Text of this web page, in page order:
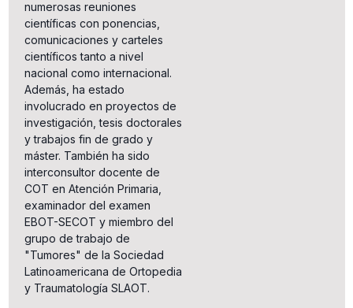
numerosas reuniones
científicas con ponencias,
comunicaciones y carteles
científicos tanto a nivel
nacional como internacional.
Además, ha estado
involucrado en proyectos de
investigación, tesis doctorales
y trabajos fin de grado y
máster. También ha sido
interconsultor docente de
COT en Atención Primaria,
examinador del examen
EBOT-SECOT y miembro del
grupo de trabajo de
"Tumores" de la Sociedad
Latinoamericana de Ortopedia
y Traumatología SLAOT.